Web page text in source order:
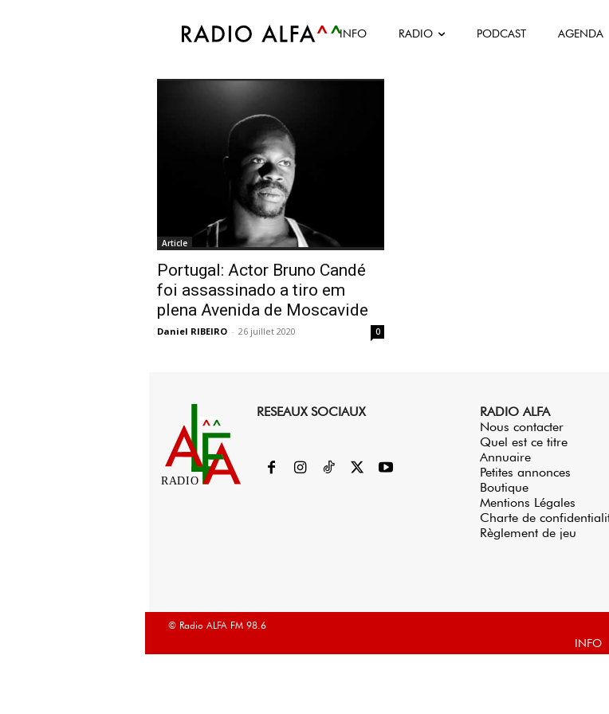
INFO RADIO PODCAST AGENDA
Accueil Tags Loures
Tag: Loures
Article
Portugal: Actor Bruno Candé
foi assassinado a tiro em
plena Avenida de Moscavide
Daniel RIBEIRO - 26 juillet 2020 0
RADIO
RESEAUX SOCIAUX
RADIO ALFA
Nous contacter
Quel est ce titre
Annuaire
Petites annonces
Boutique
Mentions Légales
Charte de
Règlement de jeu
© Radio ALFA FM 98.6
INFO